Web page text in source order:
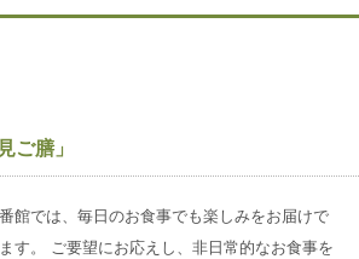
ご質問
075-706-8539
ご膳」
館では、毎日のお食事でも楽しみをお届けで
す。 ご要望にお応えし、非日常的なお食事を